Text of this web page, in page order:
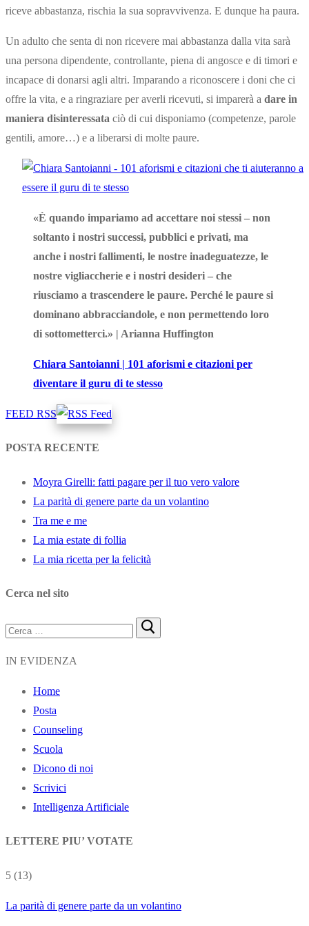
riceve abbastanza, rischia la sua sopravvivenza. E dunque ha paura.
Un adulto che senta di non ricevere mai abbastanza dalla vita sarà
una persona dipendente, controllante, piena di angosce e di timori e
incapace di donarsi agli altri. Imparando a riconoscere i doni che ci
offre la vita, e a ringraziare per averli ricevuti, si imparerà a dare in
maniera disinteressata ciò di cui disponiamo (competenze, parole
gentili, amore…) e a liberarsi di molte paure.
«È quando impariamo ad accettare noi stessi – non
soltanto i nostri successi, pubblici e privati, ma
anche i nostri fallimenti, le nostre inadeguatezze, le
nostre vigliaccherie e i nostri desideri – che
riusciamo a trascendere le paure. Perché le paure si
dominano abbracciandole, e non permettendo loro
di sottometterci.» | Arianna Huffington
Chiara Santoianni | 101 aforismi e citazioni per
diventare il guru di te stesso
FEED RSS
POSTA RECENTE
Moyra Girelli: fatti pagare per il tuo vero valore
La parità di genere parte da un volantino
Tra me e me
La mia estate di follia
La mia ricetta per la felicità
Cerca nel sito
Cerca:
IN EVIDENZA
Home
Posta
Counseling
Scuola
Dicono di noi
Scrivici
Intelligenza Artificiale
LETTERE PIU’ VOTATE
5 (13)
La parità di genere parte da un volantino